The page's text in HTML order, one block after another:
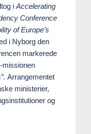
iAccelerating
Conference
of Europe’s
i Nyborg den
markerede
missionen
Arrangementet
ministerier,
og